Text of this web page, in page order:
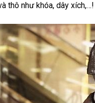
thô như khóa, dây xích,…!